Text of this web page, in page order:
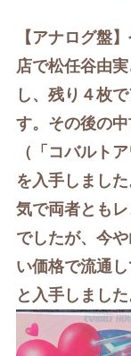
【アナログ盤
店で松任谷由
し、残り４枚で
す。その後の
（「コバルト
を入手しまし
気で両者とも
でしたが、今
い価格で流通
と入手しました